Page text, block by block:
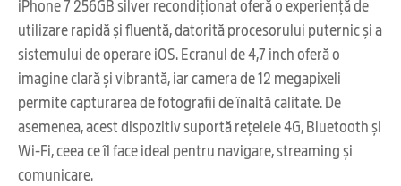
iPhone 7 256GB silver recondiționat oferă o experiență de
utilizare rapidă și fluentă, datorită procesorului puternic și a
sistemului de operare iOS. Ecranul de 4,7 inch oferă o
imagine clară și vibrantă, iar camera de 12 megapixeli
permite capturarea de fotografii de înaltă calitate. De
asemenea, acest dispozitiv suportă rețelele 4G, Bluetooth și
Wi-Fi, ceea ce îl face ideal pentru navigare, streaming și
comunicare.